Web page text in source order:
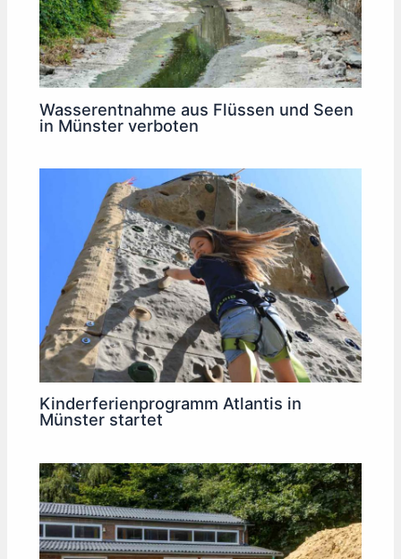
Wasserentnahme aus Flüssen und Seen
in Münster verboten
Kinderferienprogramm Atlantis in
Münster startet